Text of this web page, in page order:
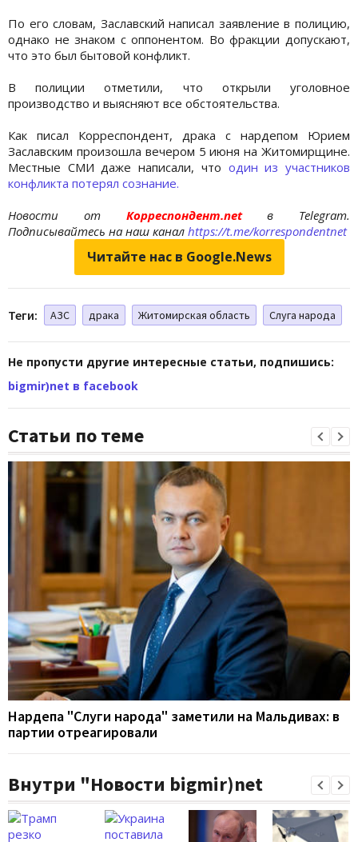
По его словам, Заславский написал заявление в полицию,
однако не знаком с оппонентом. Во фракции допускают,
что это был бытовой конфликт.
В полиции отметили, что открыли уголовное
производство и выясняют все обстоятельства.
Как писал Корреспондент, драка с нардепом Юрием
Заславским произошла вечером 5 июня на Житомирщине.
Местные СМИ даже написали, что один из участников
конфликта потерял сознание.
Новости отКорреспондент.netв Telegram.
Подписывайтесь на наш канал https://t.me/korrespondentnet
Читайте нас в Google.News
Теги: АЗС драка Житомирская область Слуга народа
Не пропусти другие интересные статьи, подпишись:
bigmir)net в facebook
Статьи по теме
Нардепа "Слуги народа" заметили на Мальдивах: в
партии отреагировали
Внутри "Новости bigmir)net